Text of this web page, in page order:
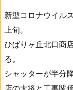
新型コロナウイル
上旬。
ひばりヶ丘北口商
る。
シャッターが半分